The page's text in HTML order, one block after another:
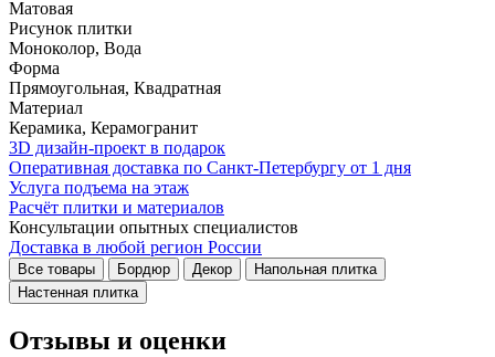
Матовая
Рисунок плитки
Моноколор, Вода
Форма
Прямоугольная, Квадратная
Материал
Керамика, Керамогранит
3D дизайн-проект в подарок
Оперативная доставка по Санкт-Петербургу от 1 дня
Услуга подъема на этаж
Расчёт плитки и материалов
Консультации опытных специалистов
Доставка в любой регион России
Все товары Бордюр Декор
Напольная плитка
Настенная плитка
Отзывы и оценки